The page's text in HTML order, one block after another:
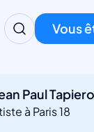
Vous
Paul Tapiero
à Paris 18